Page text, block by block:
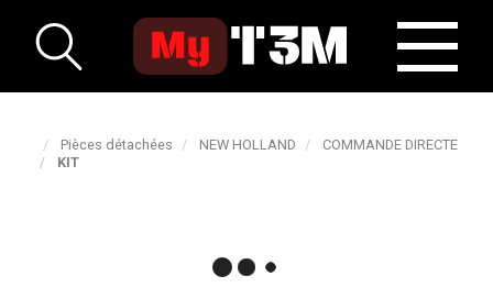
Pièces détachées NEW HOLLAND
COMMANDE DIRECTE
KIT